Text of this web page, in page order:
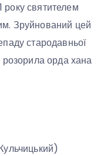
року святителем
Зруйнований цей
стародавньої
розорила орда хана